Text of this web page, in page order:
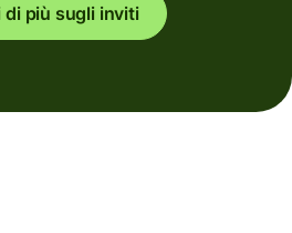
di più sugli inviti